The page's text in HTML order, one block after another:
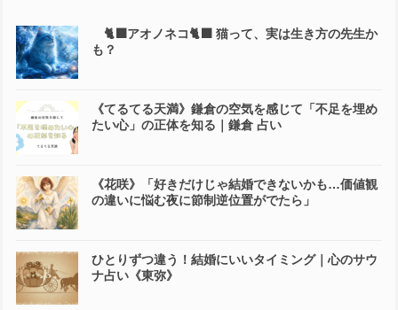
🐈‍⬛アオノネコ🐈‍⬛ 猫って、実は生き方の先生か
も？
《てるてる天満》鎌倉の空気を感じて「不足を埋め
たい心」の正体を知る｜鎌倉 占い
《花咲》「好きだけじゃ結婚できないかも…価値観
の違いに悩む夜に節制逆位置がでたら」
ひとりずつ違う！結婚にいいタイミング｜心のサウ
ナ占い《東弥》